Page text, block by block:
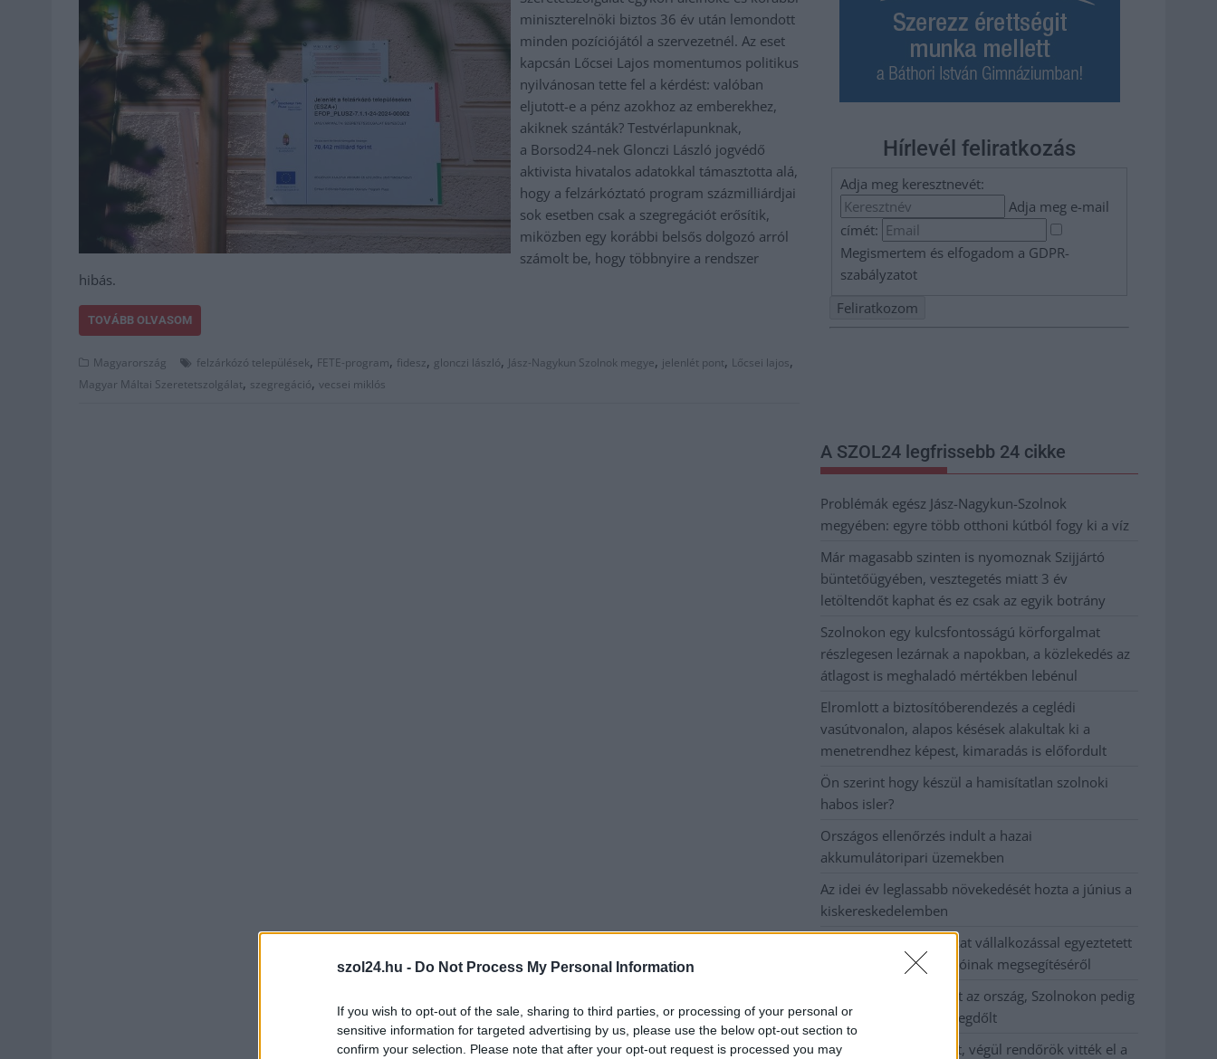
szol24.hu - Do Not Process My Personal Information
If you wish to opt-out of the sale, sharing to third parties, or processing of your personal or
sensitive information for targeted advertising by us, please use the below opt-out section to
confirm your selection. Please note that after your opt-out request is processed you may
miniszterelnöki biztos 36 év után lemondott
minden pozíciójától a szervezetnél. Az eset
kapcsán Lőcsei Lajos momentumos politikus
nyilvánosan tette fel a kérdést: valóban
eljutott-e a pénz azokhoz az emberekhez,
akiknek szánták? Testvérlapunknak,
a Borsod24-nek Glonczi László jogvédő
aktivista hivatalos adatokkal támasztotta alá,
hogy a felzárkóztató program százmilliárdjai
sok esetben csak a szegregációt erősítik,
miközben egy korábbi belsős dolgozó arról
számolt be, hogy többnyire a rendszer
hibás.
TOVÁBB OLVASOM
Magyarország felzárkózó települések, FETE-program, fidesz, glonczi lászló, Jász-Nagykun Szolnok megye, jelenlét pont, Lőcsei lajos,
Magyar Máltai Szeretetszolgálat, szegregáció, vecsei miklós
Hírlevél feliratkozás
Adja meg keresztnevét:
Adja meg e-mail
címét:
Megismertem és elfogadom a GDPR-
szabályzatot
A SZOL24 legfrissebb 24 cikke
Problémák egész Jász-Nagykun-Szolnok
megyében: egyre több otthoni kútból fogy ki a víz
Már magasabb szinten is nyomoznak Szijjártó
büntetőügyében, vesztegetés miatt 3 év
letöltendőt kaphat és ez csak az egyik botrány
Szolnokon egy kulcsfontosságú körforgalmat
részlegesen lezárnak a napokban, a közlekedés az
átlagost is meghaladó mértékben lebénul
Elromlott a biztosítóberendezés a ceglédi
vasútvonalon, alapos késések alakultak ki a
menetrendhez képest, kimaradás is előfordult
Ön szerint hogy készül a hamisítatlan szolnoki
habos isler?
Országos ellenőrzés indult a hazai
akkumulátoripari üzemekben
Az idei év leglassabb növekedését hozta a június a
kiskereskedelemben
Györfi Mihály több tucat vállalkozással egyeztetett
a kerékpárgyár dolgozóinak megsegítéséről
41 fok fölé forrósodott az ország, Szolnokon pedig
egy másik rekord is megdőlt
Egy telefonhívást akart, végül rendőrök vitték el a